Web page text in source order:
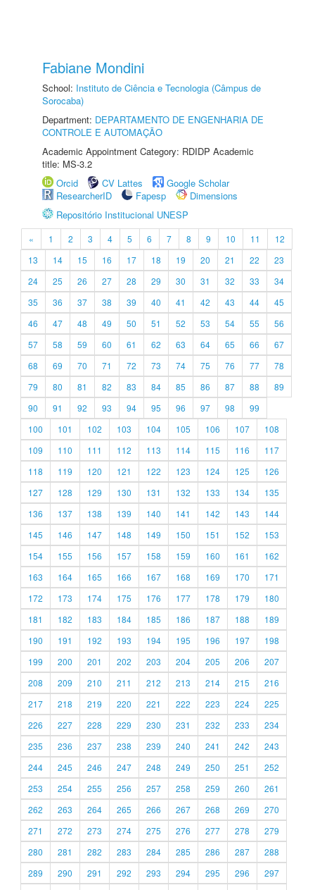
Fabiane Mondini
School: Instituto de Ciência e Tecnologia (Câmpus de
Sorocaba)
Department: DEPARTAMENTO DE ENGENHARIA DE
CONTROLE E AUTOMAÇÃO
Academic Appointment Category: RDIDP Academic
title: MS-3.2
Orcid
CV Lattes
Google Scholar
ResearcherID
Fapesp
Dimensions
Repositório Institucional UNESP
« 1 2 3 4 5 6 7 8 9 10 11
12
13
14 15 16 17 18 19 20 21 22
23
24
25 26 27 28 29 30 31 32 33
34
35
36 37 38 39 40 41 42 43 44
45
46
47 48 49 50 51 52 53 54 55
56
57
58 59 60 61 62 63 64 65 66
67
68
69 70 71 72 73 74 75 76 77
78
79
80 81 82 83 84 85 86 87 88
89
90
91 92 93 94 95 96 97 98
99
100
101 102 103 104 105 106 107
108
109
110 111 112 113 114 115 116
117
118
119 120 121 122 123 124 125
126
127
128 129 130 131 132 133 134
135
136
137 138 139 140 141 142 143
144
145
146 147 148 149 150 151 152
153
154
155 156 157 158 159 160 161
162
163
164 165 166 167 168 169 170
171
172
173 174 175 176 177 178 179
180
181
182 183 184 185 186 187 188
189
190
191 192 193 194 195 196 197
198
199
200 201 202 203 204 205 206
207
208
209 210 211 212 213 214 215
216
217
218 219 220 221 222 223 224
225
226
227 228 229 230 231 232 233
234
235
236 237 238 239 240 241 242
243
244
245 246 247 248 249 250 251
252
253
254 255 256 257 258 259 260
261
262
263 264 265 266 267 268 269
270
271
272 273 274 275 276 277 278
279
280
281 282 283 284 285 286 287
288
289
290 291 292 293 294 295 296
297